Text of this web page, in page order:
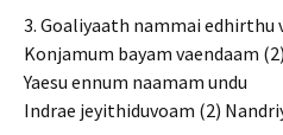
3. Goaliyaath nammai edhirthu
Konjamum bayam vaendaam (2)
Yaesu ennum naamam undu
Indrae jeyithiduvoam (2)